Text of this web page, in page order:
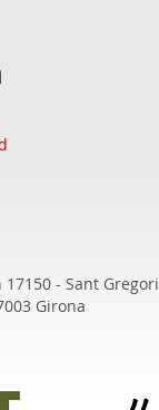
- Sant Gregori
Girona